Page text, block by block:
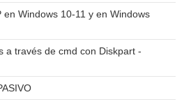
en Windows 10-11 y en Windows
a través de cmd con Diskpart -